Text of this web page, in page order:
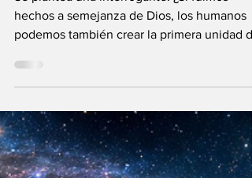
los seres humanos?
hechos a semejanza de Dios, los humanos
podemos también crear la primera unidad
la existencia?... “SpudCell”, una célula
sintética desarrollada en laboratorio abre
nueva era científica que desafía nuestras
ideas sobre la creación... ¿Podemos crear